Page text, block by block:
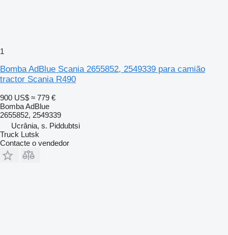
1
Bomba AdBlue Scania 2655852, 2549339 para camião
tractor Scania R490
900 US$ ≈ 779 €
Bomba AdBlue
2655852, 2549339
Ucrânia, s. Piddubtsi
Truck Lutsk
Contacte o vendedor